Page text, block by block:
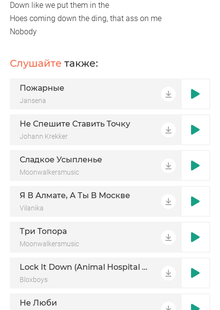
Down like we put them in the
Hoes coming down the ding, that ass on me
Nobody
Слушайте также:
Пожарные
Jansena
Не Спешите Ставить Точку
Johann Krekker
Сладкое Усыпленье
Moonwalkersmusic
Я В Алмате, А Ты В Москве
Vilanika
Три Топора
Moonwalkersmusic
Lock It Down (Animal Hospital Song)
Bloxboys
Не Люби